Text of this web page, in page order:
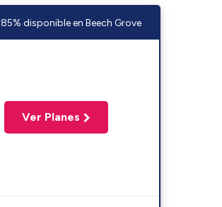
85% disponible en Beech Grove
Ver Planes